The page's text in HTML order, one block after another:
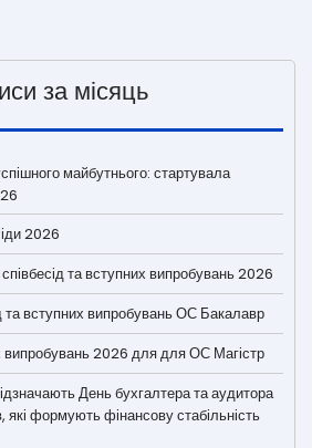
за місяць
майбутнього: стартувала
2026
та вступних випробувань 2026
та вступних випробувань ОС Бакалавр
випробувань 2026 для для ОС Магістр
День бухгалтера та аудитора
які формують фінансову стабільність